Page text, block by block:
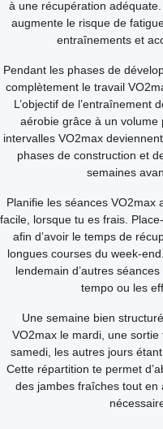
à une récupération
augmente le risque de
entraînements et
Pendant les phases de
complètement le travail
L’objectif de l’entraînement
aérobie grâce à un volume
intervalles VO2max
phases de construction et
semaines
Planifie les séances
facile, lorsque tu es frais.
afin d’avoir le temps de
longues courses du week-
lendemain d’autres
tempo ou les
Une semaine bien
VO2max le mardi, une
samedi, les autres jours
Cette répartition te permet
des jambes fraîches tout en